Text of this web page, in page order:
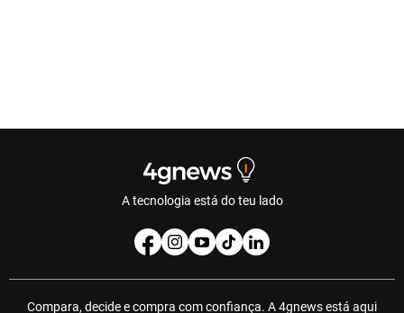
A tecnologia está do teu lado
Compara, decide e compra com confiança. A 4gnews está aqui